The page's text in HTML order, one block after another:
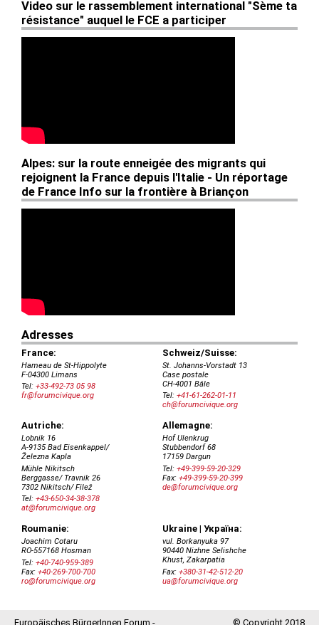
Europäisches BürgerInnen Forum - © Copyright 2018